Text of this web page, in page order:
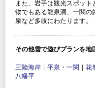
また、岩手は観光スポッ
物でもある龍泉洞、一関の
泉など多岐にわたります。
その他雪で遊びプランを地
三陸海岸 ｜ 平泉・一関 ｜ 花
八幡平